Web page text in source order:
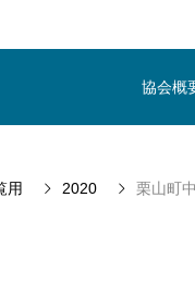
協会概
用 2020 栗山町